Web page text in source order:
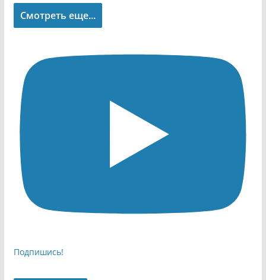
Смотреть еще...
Подпишись!